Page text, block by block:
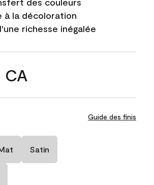
à la décoloration
richesse inégalée
CA
Guide des finis
Satin